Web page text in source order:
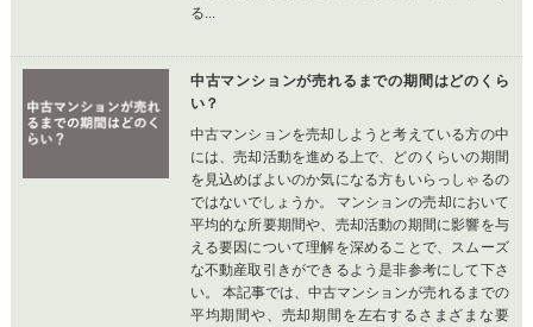
る...
中古マンションが売れるまでの期間はどのくら
い？
中古マンションを売却しようと考えている方の中
には、売却活動を進める上で、どのくらいの期間
を見込めばよいのか気になる方もいらっしゃるの
ではないでしょうか。 マンションの売却において
平均的な所要期間や、売却活動の期間に影響を与
える要因について理解を深めることで、スムーズ
な不動産取引きができるよう是非参考にして下さ
い。 本記事では、中古マンションが売れるまでの
平均期間や、売却期間を左右するさまざまな要